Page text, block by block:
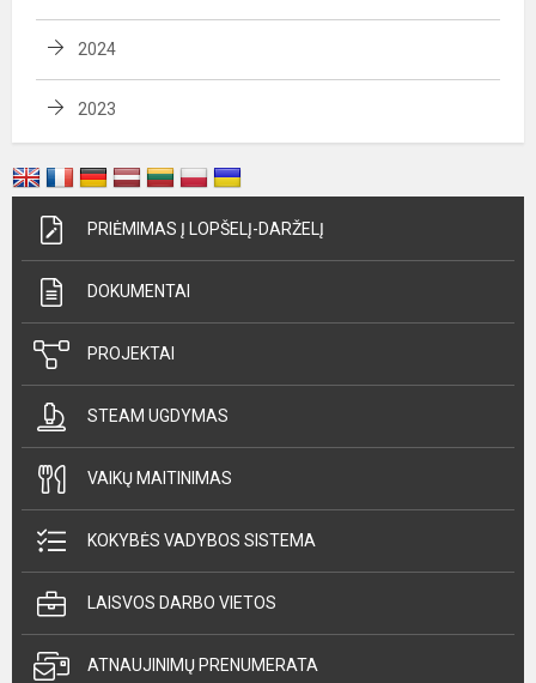
2024
2023
PRIĖMIMAS Į LOPŠELĮ-DARŽELĮ
DOKUMENTAI
PROJEKTAI
STEAM UGDYMAS
VAIKŲ MAITINIMAS
KOKYBĖS VADYBOS SISTEMA
LAISVOS DARBO VIETOS
ATNAUJINIMŲ PRENUMERATA